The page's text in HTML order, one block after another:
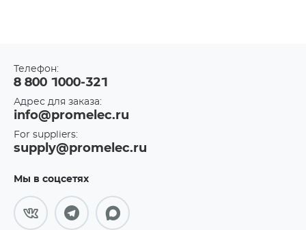
Телефон:
8 800 1000-321
Адрес для заказа:
info@promelec.ru
For suppliers:
supply@promelec.ru
Мы в соцсетях